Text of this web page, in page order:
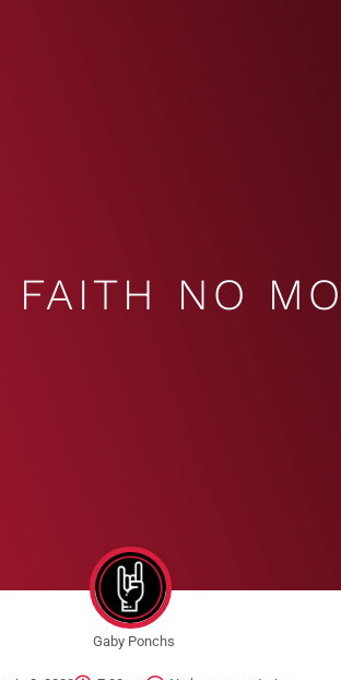
FAITH NO
Gaby Ponchs